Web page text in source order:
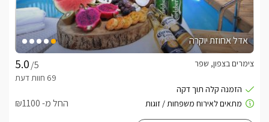
אדל אחוזת יוקרה
/5
צימרים בצפון, שפר
החל מ- ₪1100